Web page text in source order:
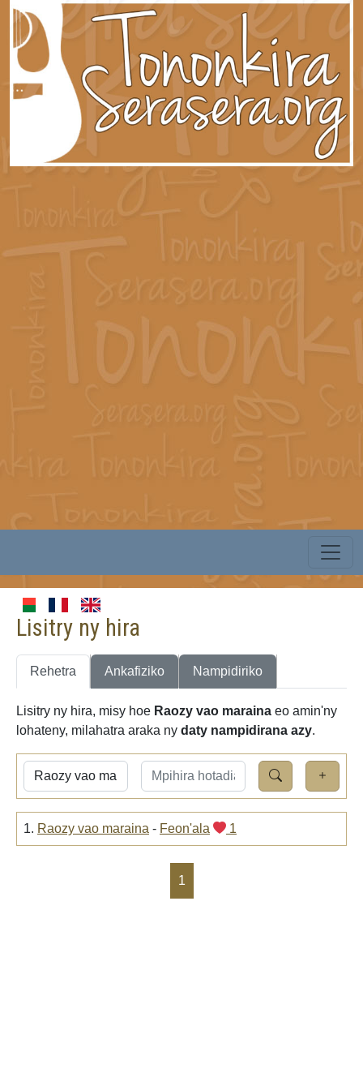
Lisitry ny hira
Rehetra Ankafiziko Nampidiriko
Lisitry ny hira, misy hoe Raozy vao maraina eo amin'ny
lohateny, milahatra araka ny daty nampidirana azy.
1. Raozy vao maraina - Feon'ala 1
1